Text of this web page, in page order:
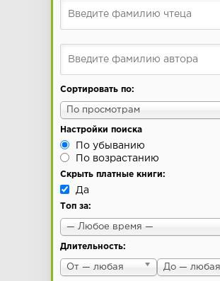
Сортировать по:
По просмотрам
Настройки поиска
По убыванию
По возрастанию
Скрыть платные книги:
Да
Топ за:
— Любое время —
Длительность:
От — любая До — любая